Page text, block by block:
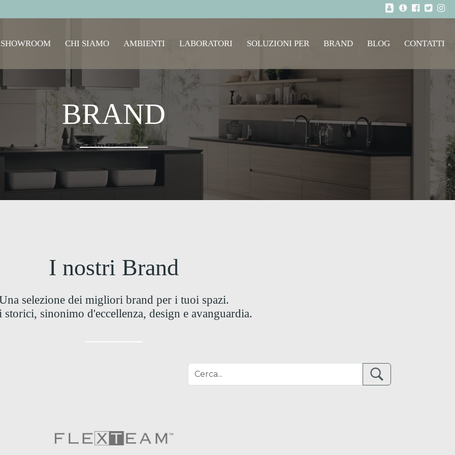
SHOWROOM CHI SIAMO AMBIENTI LABORATORI SOLUZIONI PER BRAND BLOG CONTATTI
BRAND
I nostri Brand
selezione dei migliori brand per i tuoi spazi.
storici, sinonimo d'eccellenza, design e avanguardia.